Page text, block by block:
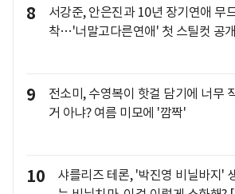
8
서강준, 안은진과 10년 장기연애 무
착…'너말고다른연애' 첫 스틸컷 공개
9
전소미, 수영복이 핫걸 담기에 너무
거 아냐? 여름 미모에 '깜짝'
10
샤를리즈 테론, '박진영 비닐바지'